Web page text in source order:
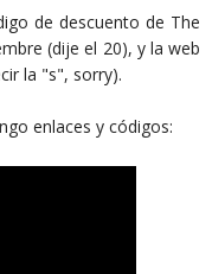
de descuento de The
(dije el 20), y la web
la "s", sorry).
enlaces y códigos: